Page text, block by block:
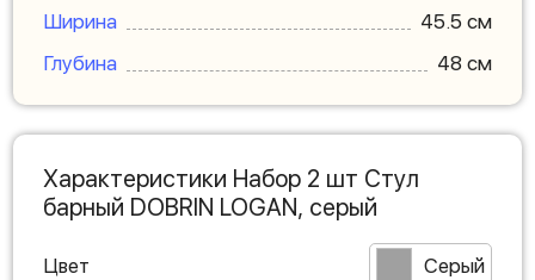
Ширина
45.5 см
Глубина
48 см
Характеристики Набор 2 шт Стул
барный DOBRIN LOGAN, серый
Цвет Серый